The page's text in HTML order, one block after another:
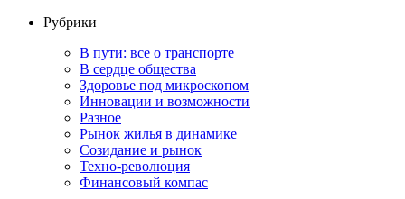
Рубрики
В пути: все о транспорте
В сердце общества
Здоровье под микроскопом
Инновации и возможности
Разное
Рынок жилья в динамике
Созидание и рынок
Техно-революция
Финансовый компас